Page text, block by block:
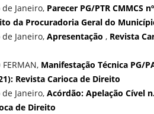
Janeiro, Parecer PG/PTR CMMCS
da Procuradoria Geral do
Janeiro, Apresentação , Revista
FERMAN, Manifestação Técnica PG/
Revista Carioca de Direito
Janeiro, Acórdão: Apelação Cível
de Direito